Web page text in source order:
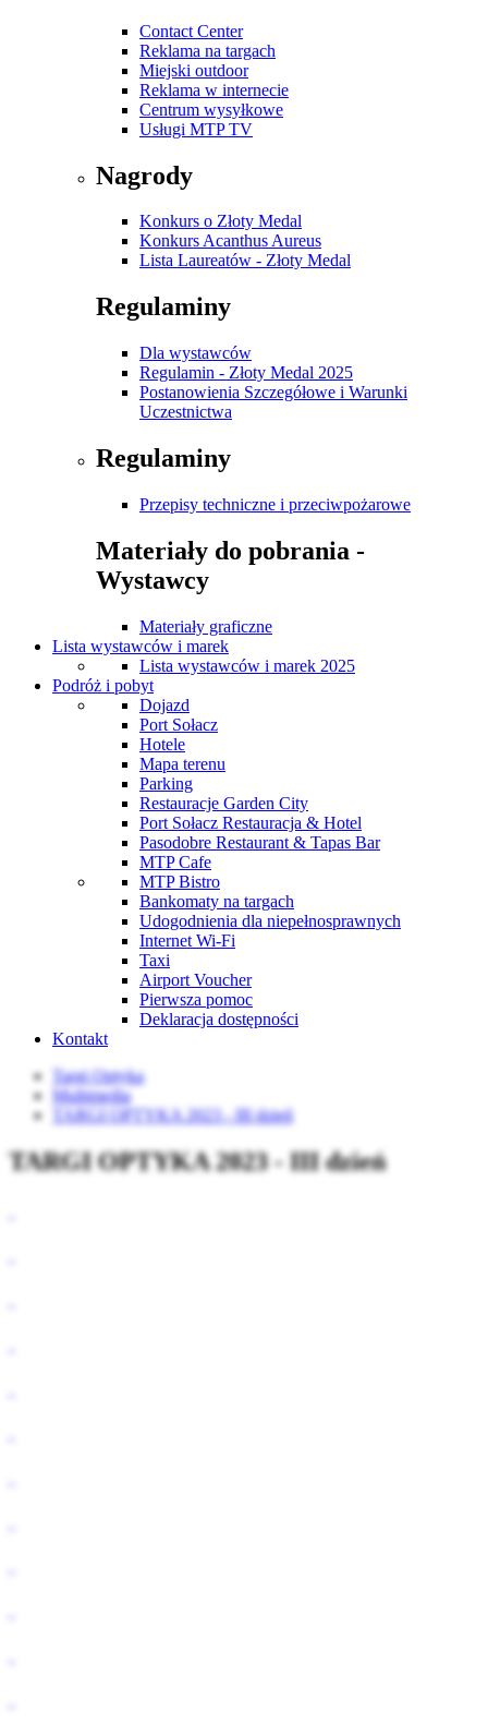
Contact Center
Reklama na targach
Miejski outdoor
Reklama w internecie
Centrum wysyłkowe
Usługi MTP TV
Nagrody
Konkurs o Złoty Medal
Konkurs Acanthus Aureus
Lista Laureatów - Złoty Medal
Regulaminy
Dla wystawców
Regulamin - Złoty Medal 2025
Postanowienia Szczegółowe i Warunki
Uczestnictwa
Regulaminy
Przepisy techniczne i przeciwpożarowe
Materiały do pobrania -
Wystawcy
Materiały graficzne
Lista wystawców i marek
Lista wystawców i marek 2025
Podróż i pobyt
Dojazd
Port Sołacz
Hotele
Mapa terenu
Parking
Restauracje Garden City
Port Sołacz Restauracja & Hotel
Pasodobre Restaurant & Tapas Bar
MTP Cafe
MTP Bistro
Bankomaty na targach
Udogodnienia dla niepełnosprawnych
Internet Wi-Fi
Taxi
Airport Voucher
Pierwsza pomoc
Deklaracja dostępności
Kontakt
Targi Optyka
Multimedia
TARGI OPTYKA 2023 - III dzień
TARGI OPTYKA 2023 - III dzień